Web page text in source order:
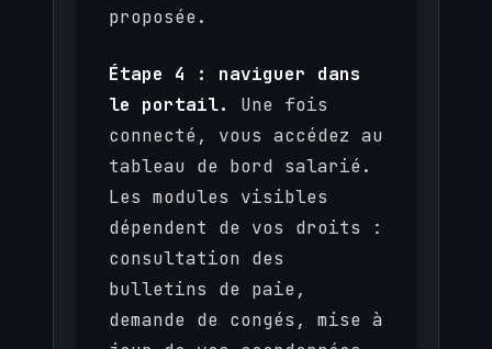
proposée.
Étape 4 : naviguer dans
le portail.
Une fois
connecté, vous accédez au
tableau de bord salarié.
Les modules visibles
dépendent de vos droits :
consultation des
bulletins de paie,
demande de congés, mise à